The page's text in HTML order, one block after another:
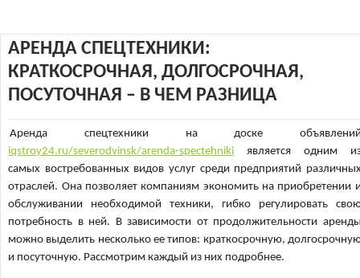
АРЕНДА СПЕЦТЕХНИКИ:
КРАТКОСРОЧНАЯ, ДОЛГОСРОЧНАЯ,
ПОСУТОЧНАЯ – В ЧЕМ РАЗНИЦА
Аренда спецтехники на доске
iqstroy24.ru/severodvinsk/arenda-spectehniki является одним
самых востребованных видов услуг среди предприятий
отраслей. Она позволяет компаниям экономить на приобретении
обслуживании необходимой техники, гибко регулировать
потребность в ней. В зависимости от продолжительности
можно выделить несколько ее типов: краткосрочную,
и посуточную. Рассмотрим каждый из них подробнее.